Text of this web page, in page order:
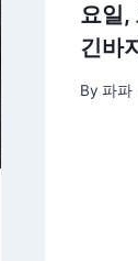
요일,
긴바
By 파파